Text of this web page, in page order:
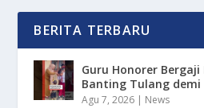
BERITA TERBARU
Guru Honorer Bergaji
Banting Tulang demi
Agu 7, 2026 | News